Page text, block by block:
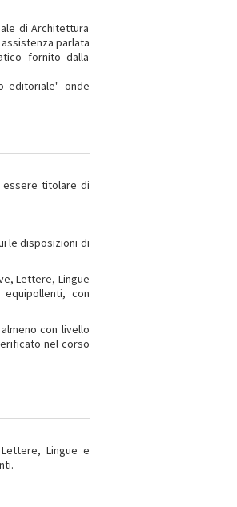
di Architettura
parlata
fornito dalla
editoriale" onde
essere titolare di
le disposizioni di
Lettere, Lingue
con
con livello
nel corso
Lingue e